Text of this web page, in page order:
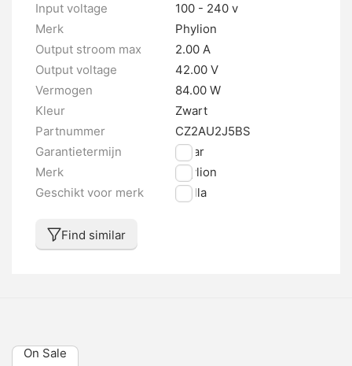
Input voltage
100 - 240 v
Merk
Phylion
Output stroom max
2.00 A
Output voltage
42.00 V
Vermogen
84.00 W
Kleur
Zwart
Partnummer
CZ2AU2J5BS
Garantietermijn
1 jaar
Merk
Phylion
Geschikt voor merk
Stella
Find similar
On Sale